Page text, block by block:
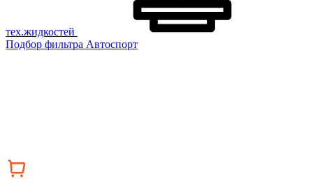
тех.жидкостей
Подбор фильтра Автоспорт